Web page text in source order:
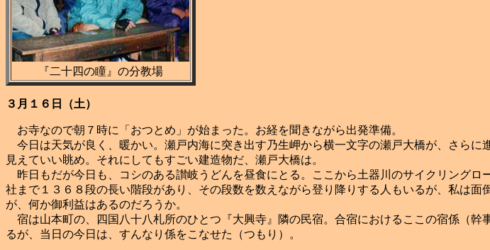
『二十四の瞳』の分教場
３月１６日（土）
お寺なので朝７時に「おつとめ」が始まった。お経を聞きながら出発準備。
今日は天気が良く、暖かい。瀬戸内海に突き出す乃生岬から横一文字の瀬戸大橋が、さらに
見えていい眺め。それにしてもすごい建造物だ、瀬戸大橋は。
昨日もだが今日も、コシのある讃岐うどんを昼食にとる。ここから土器川のサイクリングロ
社まで１３６８段の長い階段があり、その段数を数えながら登り降りする人もいるが、私は
が、何か御利益はあるのだろうか。
宿は山本町の、四国八十八札所のひとつ『大興寺』隣の民宿。合宿におけるここの宿係（幹
るが、当日の今日は、すんなり係をこなせた（つもり）。